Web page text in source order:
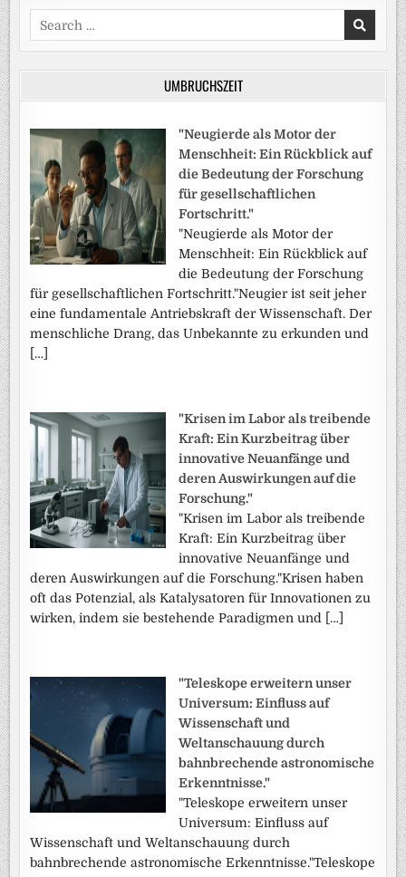
Search
for:
UMBRUCHSZEIT
"Neugierde als Motor der
Menschheit: Ein Rückblick auf
die Bedeutung der Forschung
für gesellschaftlichen
Fortschritt."
"Neugierde als Motor der
Menschheit: Ein Rückblick auf
die Bedeutung der Forschung
für gesellschaftlichen Fortschritt."Neugier ist seit jeher
eine fundamentale Antriebskraft der Wissenschaft. Der
menschliche Drang, das Unbekannte zu erkunden und
[…]
"Krisen im Labor als treibende
Kraft: Ein Kurzbeitrag über
innovative Neuanfänge und
deren Auswirkungen auf die
Forschung."
"Krisen im Labor als treibende
Kraft: Ein Kurzbeitrag über
innovative Neuanfänge und
deren Auswirkungen auf die Forschung."Krisen haben
oft das Potenzial, als Katalysatoren für Innovationen zu
wirken, indem sie bestehende Paradigmen und […]
"Teleskope erweitern unser
Universum: Einfluss auf
Wissenschaft und
Weltanschauung durch
bahnbrechende astronomische
Erkenntnisse."
"Teleskope erweitern unser
Universum: Einfluss auf
Wissenschaft und Weltanschauung durch
bahnbrechende astronomische Erkenntnisse."Teleskope